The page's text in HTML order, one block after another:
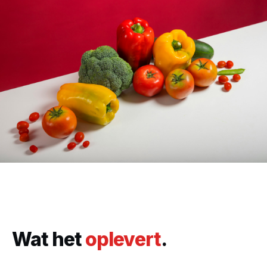
pallet op de vrachtwagen —
zonder één keer over te typen.
Wat hetoplevert.